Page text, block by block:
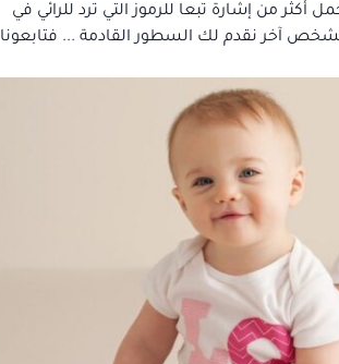
أكثر من إشارة تبعا للرموز التي ترد للرائي في
لشخص آخر نقدم لك السطور القادمة ... فتابعونا